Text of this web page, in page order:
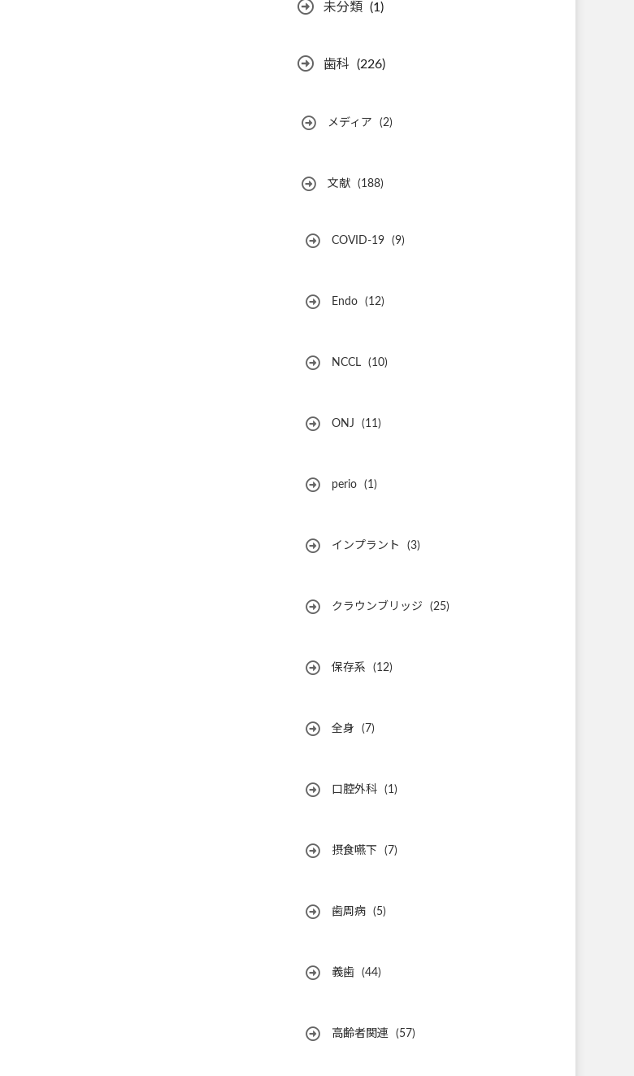
未分類 (1)
歯科 (226)
メディア (2)
文献 (188)
COVID-19 (9)
Endo (12)
NCCL (10)
ONJ (11)
perio (1)
インプラント (3)
クラウンブリッジ (25)
保存系 (12)
全身 (7)
口腔外科 (1)
摂食嚥下 (7)
歯周病 (5)
義歯 (44)
高齢者関連 (57)